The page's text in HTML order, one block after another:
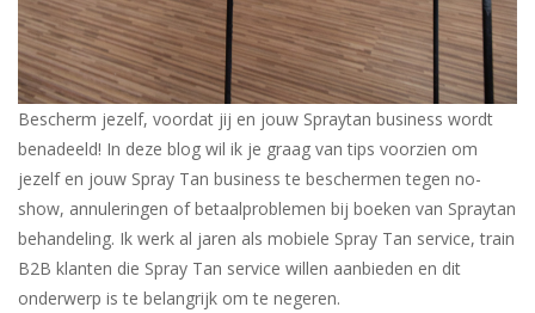
Bescherm jezelf, voordat jij en jouw Spraytan business wordt
benadeeld! ⁠In deze blog wil ik je graag van tips voorzien om
jezelf en jouw Spray Tan business te beschermen tegen no-
show, annuleringen of betaalproblemen bij boeken van Spraytan
behandeling. Ik werk al jaren als mobiele Spray Tan service, train
B2B klanten die Spray Tan service willen aanbieden en dit
onderwerp is te belangrijk om te negeren.